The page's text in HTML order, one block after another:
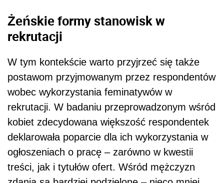
Żeńskie formy stanowisk w
rekrutacji
W tym kontekście warto przyjrzeć się także
postawom przyjmowanym przez respondentów
wobec wykorzystania feminatywów w
rekrutacji. W badaniu przeprowadzonym wśród
kobiet zdecydowana większość respondentek
deklarowała poparcie dla ich wykorzystania w
ogłoszeniach o pracę – zarówno w kwestii
treści, jak i tytułów ofert. Wśród mężczyzn